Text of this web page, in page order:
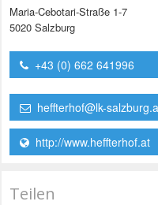
Maria-Cebotari-Straße 1-7
5020 Salzburg
+43 (0) 662 641996
heffterhof@lk-
http://www.heffterhof.at
Teilen